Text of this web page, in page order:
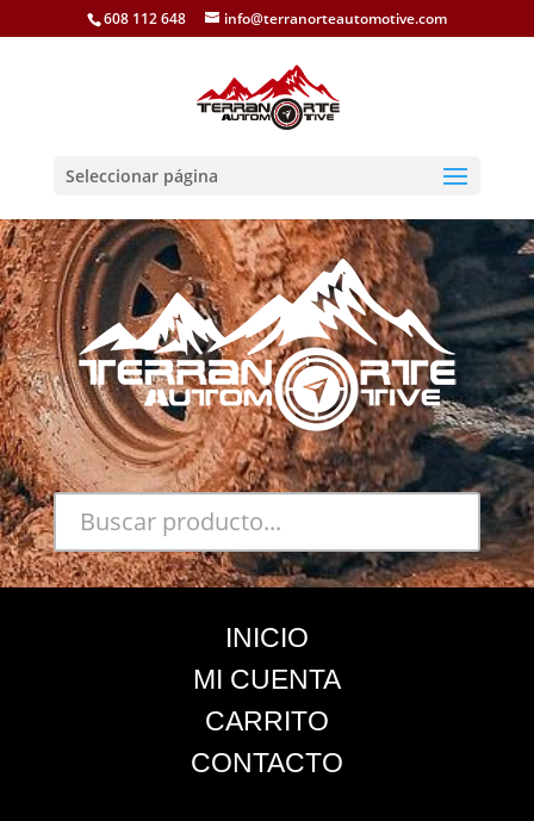
608 112 648 info@terranorteautomotive.com
Seleccionar página
INICIO
MI CUENTA
CARRITO
CONTACTO